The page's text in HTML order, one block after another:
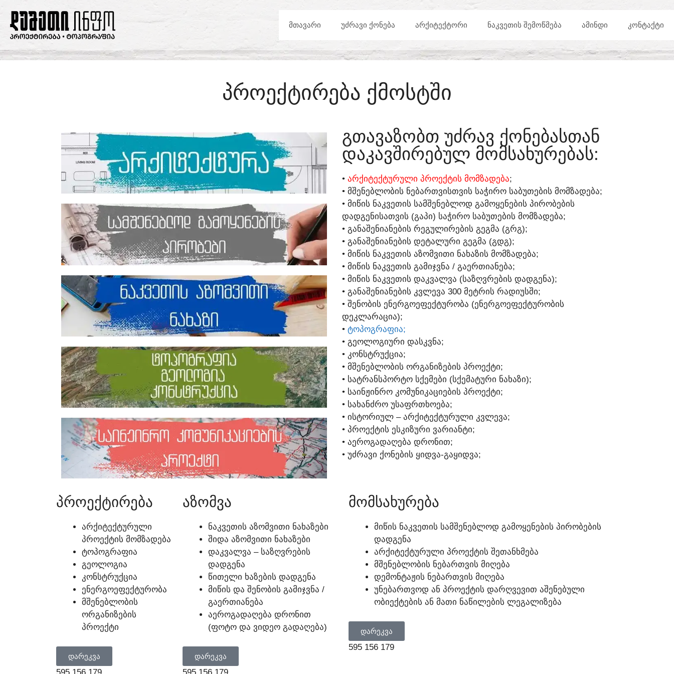
ᲛᲗᲐᲕᲐᲠᲘ ᲣᲫᲠᲐᲕᲘ ᲥᲝᲜᲔᲑᲐ ᲐᲠᲥᲘᲢᲔᲥᲢᲝᲠᲘ ᲜᲐᲙᲕᲔᲗᲘᲡ ᲨᲔᲛᲝᲬᲛᲔᲑᲐ ᲐᲛᲘᲜᲓᲘ ᲙᲝᲜᲢᲐᲥᲢᲘ
ᲞᲠᲝᲔᲥᲢᲘᲠᲔᲑᲐ ᲥᲛᲝᲡᲢᲨᲘ
ᲒᲗᲐᲕᲐᲖᲝᲑᲗ ᲣᲫᲠᲐᲕ ᲥᲝᲜᲔᲑᲐᲡᲗᲐᲜ
ᲓᲐᲙᲐᲕᲨᲘᲠᲔᲑᲣᲚ ᲛᲝᲛᲡᲐᲮᲣᲠᲔᲑᲐᲡ:​
• ᲐᲠᲥᲘᲢᲔᲥᲢᲣᲠᲣᲚᲘ ᲞᲠᲝᲔᲥᲢᲘᲡ ᲛᲝᲛᲖᲐᲓᲔᲑᲐ;
• ᲛᲨᲔᲜᲔᲑᲚᲝᲑᲘᲡ ᲜᲔᲑᲐᲠᲗᲕᲘᲡᲗᲕᲘᲡ ᲡᲐᲭᲘᲠᲝ ᲡᲐᲑᲣᲗᲔᲑᲘᲡ ᲛᲝᲛᲖᲐᲓᲔᲑᲐ;
• ᲛᲘᲬᲘᲡ ᲜᲐᲙᲕᲔᲗᲘᲡ ᲡᲐᲛᲨᲔᲜᲔᲑᲚᲝᲓ ᲒᲐᲛᲝᲧᲔᲜᲔᲑᲘᲡ ᲞᲘᲠᲝᲑᲔᲑᲘᲡ
ᲓᲐᲓᲒᲔᲜᲘᲡᲐᲗᲕᲘᲡ (ᲒᲐᲞᲘ) ᲡᲐᲭᲘᲠᲝ ᲡᲐᲑᲣᲗᲔᲑᲘᲡ ᲛᲝᲛᲖᲐᲓᲔᲑᲐ;
• ᲒᲐᲜᲐᲨᲔᲜᲘᲐᲜᲔᲑᲘᲡ ᲠᲔᲒᲣᲚᲘᲠᲔᲑᲘᲡ ᲒᲔᲒᲛᲐ (ᲒᲠᲒ);
• ᲒᲐᲜᲐᲨᲔᲜᲘᲐᲜᲔᲑᲘᲡ ᲓᲔᲢᲐᲚᲣᲠᲘ ᲒᲔᲒᲛᲐ (ᲒᲓᲒ);
• ᲛᲘᲬᲘᲡ ᲜᲐᲙᲕᲔᲗᲘᲡ ᲐᲖᲝᲛᲕᲘᲗᲘ ᲜᲐᲮᲐᲖᲘᲡ ᲛᲝᲛᲖᲐᲓᲔᲑᲐ;
• ᲛᲘᲬᲘᲡ ᲜᲐᲙᲕᲔᲗᲘᲡ ᲒᲐᲛᲘᲯᲕᲜᲐ / ᲒᲐᲔᲠᲗᲘᲐᲜᲔᲑᲐ;
• ᲛᲘᲬᲘᲡ ᲜᲐᲙᲕᲔᲗᲘᲡ ᲓᲐᲙᲕᲐᲚᲕᲐ (ᲡᲐᲖᲦᲕᲠᲔᲑᲘᲡ ᲓᲐᲓᲒᲔᲜᲐ);
• ᲒᲐᲜᲐᲨᲔᲜᲘᲐᲜᲔᲑᲘᲡ ᲙᲕᲚᲔᲕᲐ 300 ᲛᲔᲢᲠᲘᲡ ᲠᲐᲓᲘᲣᲡᲨᲘ;
• ᲨᲔᲜᲝᲑᲘᲡ ᲔᲜᲔᲠᲒᲝᲔᲤᲔᲥᲢᲣᲠᲝᲑᲐ (ᲔᲜᲔᲠᲒᲝᲔᲤᲔᲥᲢᲣᲠᲝᲑᲘᲡ
ᲓᲔᲙᲚᲐᲠᲐᲪᲘᲐ);
• ᲢᲝᲞᲝᲒᲠᲐᲤᲘᲐ;
• ᲒᲔᲝᲚᲝᲒᲘᲣᲠᲘ ᲓᲐᲡᲙᲕᲜᲐ;
• ᲙᲝᲜᲡᲢᲠᲣᲥᲪᲘᲐ;
• ᲛᲨᲔᲜᲔᲑᲚᲝᲑᲘᲡ ᲝᲠᲒᲐᲜᲘᲖᲔᲑᲘᲡ ᲞᲠᲝᲔᲥᲢᲘ;
• ᲡᲐᲢᲠᲐᲜᲡᲞᲝᲠᲢᲝ ᲡᲥᲔᲛᲔᲑᲘ (ᲡᲥᲔᲛᲐᲢᲣᲠᲘ ᲜᲐᲮᲐᲖᲘ);
• ᲡᲐᲘᲜᲟᲘᲜᲠᲝ ᲙᲝᲛᲣᲜᲘᲙᲐᲪᲘᲔᲑᲘᲡ ᲞᲠᲝᲔᲥᲢᲘ;
• ᲡᲐᲮᲐᲜᲫᲠᲝ ᲣᲡᲐᲤᲠᲗᲮᲝᲔᲑᲐ;
• ᲘᲡᲢᲝᲠᲘᲣᲚ – ᲐᲠᲥᲘᲢᲔᲥᲢᲣᲠᲣᲚᲘ ᲙᲕᲚᲔᲕᲐ;
• ᲞᲠᲝᲔᲥᲢᲘᲡ ᲔᲡᲙᲘᲖᲣᲠᲘ ᲕᲐᲠᲘᲐᲜᲢᲘ;
• ᲐᲔᲠᲝᲒᲐᲓᲐᲦᲔᲑᲐ ᲓᲠᲝᲜᲘᲗ;
• ᲣᲫᲠᲐᲕᲘ ᲥᲝᲜᲔᲑᲘᲡ ᲧᲘᲓᲕᲐ-ᲒᲐᲧᲘᲓᲕᲐ;
ᲞᲠᲝᲔᲥᲢᲘᲠᲔᲑᲐ
ᲐᲠᲥᲘᲢᲔᲥᲢᲣᲠᲣᲚᲘ
ᲞᲠᲝᲔᲥᲢᲘᲡ ᲛᲝᲛᲖᲐᲓᲔᲑᲐ
ᲢᲝᲞᲝᲒᲠᲐᲤᲘᲐ
ᲒᲔᲝᲚᲝᲒᲘᲐ
ᲙᲝᲜᲡᲢᲠᲣᲥᲪᲘᲐ
ᲔᲜᲔᲠᲒᲝᲔᲤᲔᲥᲢᲣᲠᲝᲑᲐ
ᲛᲨᲔᲜᲔᲑᲚᲝᲑᲘᲡ
ᲝᲠᲒᲐᲜᲘᲖᲔᲑᲘᲡ
ᲞᲠᲝᲔᲥᲢᲘ
ᲓᲐᲠᲔᲙᲕᲐ
ᲐᲖᲝᲛᲕᲐ
ᲜᲐᲙᲕᲔᲗᲘᲡ ᲐᲖᲝᲛᲕᲘᲗᲘ ᲜᲐᲮᲐᲖᲔᲑᲘ
ᲨᲘᲓᲐ ᲐᲖᲝᲛᲕᲘᲗᲘ ᲜᲐᲮᲐᲖᲔᲑᲘ
ᲓᲐᲙᲕᲐᲚᲕᲐ – ᲡᲐᲖᲦᲕᲠᲔᲑᲘᲡ
ᲓᲐᲓᲒᲔᲜᲐ
ᲬᲘᲗᲔᲚᲘ ᲮᲐᲖᲔᲑᲘᲡ ᲓᲐᲓᲒᲔᲜᲐ
ᲛᲘᲬᲘᲡ ᲓᲐ ᲨᲔᲜᲝᲑᲘᲡ ᲒᲐᲛᲘᲯᲕᲜᲐ /
ᲒᲐᲔᲠᲗᲘᲐᲜᲔᲑᲐ
ᲐᲔᲠᲝᲒᲐᲓᲐᲦᲔᲑᲐ ᲓᲠᲝᲜᲘᲗ
(ᲤᲝᲢᲝ ᲓᲐ ᲕᲘᲓᲔᲝ ᲒᲐᲓᲐᲦᲔᲑᲐ)
ᲓᲐᲠᲔᲙᲕᲐ
ᲛᲝᲛᲡᲐᲮᲣᲠᲔᲑᲐ
ᲛᲘᲬᲘᲡ ᲜᲐᲙᲕᲔᲗᲘᲡ ᲡᲐᲛᲨᲔᲜᲔᲑᲚᲝᲓ ᲒᲐᲛᲝᲧᲔᲜᲔᲑᲘᲡ ᲞᲘᲠᲝᲑᲔᲑᲘᲡ
ᲓᲐᲓᲒᲔᲜᲐ
ᲐᲠᲥᲘᲢᲔᲥᲢᲣᲠᲣᲚᲘ ᲞᲠᲝᲔᲥᲢᲘᲡ ᲨᲔᲗᲐᲜᲮᲛᲔᲑᲐ
ᲛᲨᲔᲜᲔᲑᲚᲝᲑᲘᲡ ᲜᲔᲑᲐᲠᲗᲕᲘᲡ ᲛᲘᲦᲔᲑᲐ
ᲓᲔᲛᲝᲜᲢᲐᲟᲘᲡ ᲜᲔᲑᲐᲠᲗᲕᲘᲡ ᲛᲘᲦᲔᲑᲐ
ᲣᲜᲔᲑᲐᲠᲗᲕᲝᲓ ᲐᲜ ᲞᲠᲝᲔᲥᲢᲘᲡ ᲓᲐᲠᲦᲕᲔᲕᲘᲗ ᲐᲨᲔᲜᲔᲑᲣᲚᲘ
ᲝᲑᲘᲔᲥᲢᲔᲑᲘᲡ ᲐᲜ ᲛᲐᲗᲘ ᲜᲐᲬᲘᲚᲔᲑᲘᲡ ᲚᲔᲒᲐᲚᲘᲖᲔᲑᲐ
ᲓᲐᲠᲔᲙᲕᲐ
595 156 179